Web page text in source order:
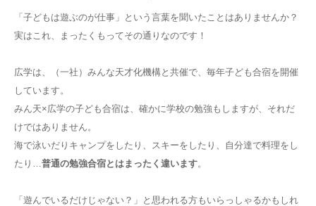
「子どもは遊ぶのが仕事」という言葉を聞いたことはありませんか？
実はこれ、まったくもってその通りなのです！
広学は、（一社）みんな天才化機構と共催で、毎年子ども合宿を開催
しています。
みん天×広学の子ども合宿は、確かに学校の勉強もしますが、それだ
けではありません。
海で泳いだりキャンプをしたり、スキーをしたり、自分達で料理をし
たり… 普通の勉強合宿とはまったく違います。
「遊んでいるだけじゃない？」と思われる方もいらっしゃるかもしれ